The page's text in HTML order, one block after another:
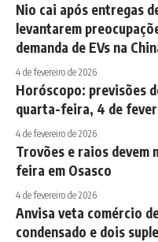
Nio cai após entregas
levantarem
demanda de EVs na
4 de fevereiro de 2026
Horóscopo: previsões
quarta-feira, 4 de
4 de fevereiro de 2026
Trovões e raios devem
feira em Osasco
4 de fevereiro de 2026
Anvisa veta comércio
condensado e dois